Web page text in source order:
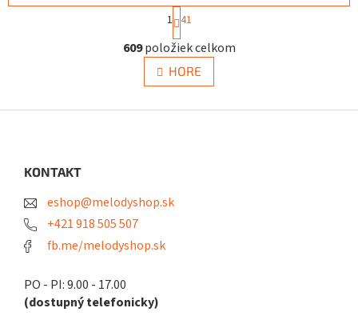
O
v
l
á
a
S
t
r
á
n
k
v
1 41
609položiek celkom
HORE
KONTAKT
eshop@melodyshop.sk
+421 918 505 507
fb.me/melodyshop.sk
PO - PI: 9.00 - 17.00
(dostupný telefonicky)